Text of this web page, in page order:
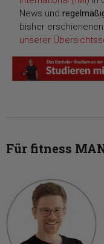
News und
bisher
unserer
Für fitness